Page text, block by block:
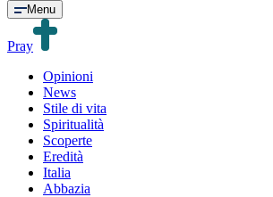
Menu
Pray
Opinioni
News
Stile di vita
Spiritualità
Scoperte
Eredità
Italia
Abbazia